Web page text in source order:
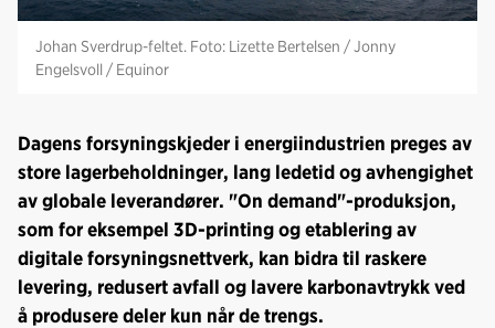
Johan Sverdrup-feltet. Foto: Lizette Bertelsen / Jonny
Engelsvoll / Equinor
Dagens forsyningskjeder i energiindustrien preges av
store lagerbeholdninger, lang ledetid og avhengighet
av globale leverandører. "On demand"-produksjon,
som for eksempel 3D-printing og etablering av
digitale forsyningsnettverk, kan bidra til raskere
levering, redusert avfall og lavere karbonavtrykk ved
å produsere deler kun når de trengs.